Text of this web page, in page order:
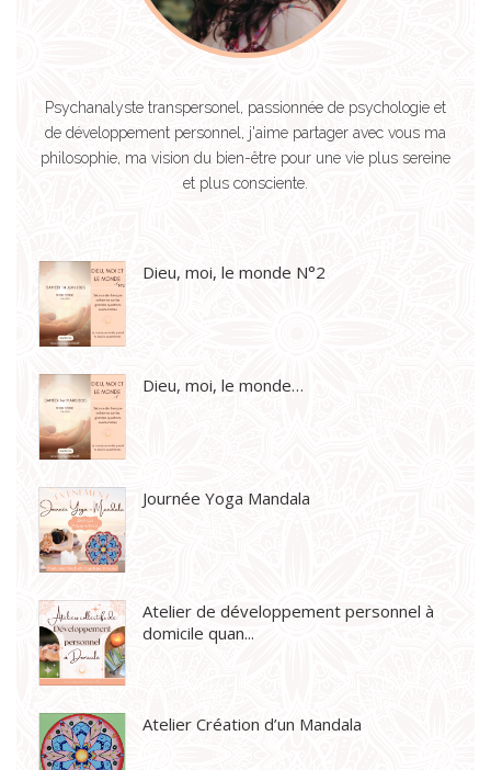
Psychanalyste transpersonel, passionnée de psychologie et
de développement personnel, j'aime partager avec vous ma
philosophie, ma vision du bien-être pour une vie plus sereine
et plus consciente.
Dieu, moi, le monde N°2
Dieu, moi, le monde…
Journée Yoga Mandala
Atelier de développement personnel à
domicile quan...
Atelier Création d’un Mandala